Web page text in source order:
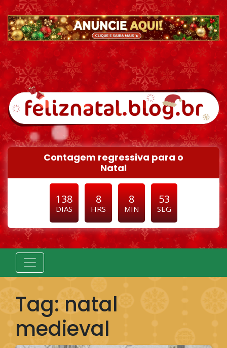
Pular para o conteúdo
Contagem regressiva para o
Natal
138
DIAS
8
HRS
8
MIN
51
SEG
Tag: natal
medieval